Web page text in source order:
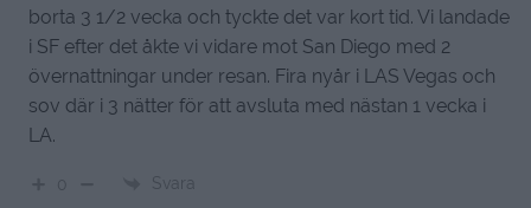
borta 3 1/2 vecka och tyckte det var kort tid. Vi landade
i SF efter det åkte vi vidare mot San Diego med 2
övernattningar under resan. Fira nyår i LAS Vegas och
sov där i 3 nätter för att avsluta med nästan 1 vecka i
LA.
Svara